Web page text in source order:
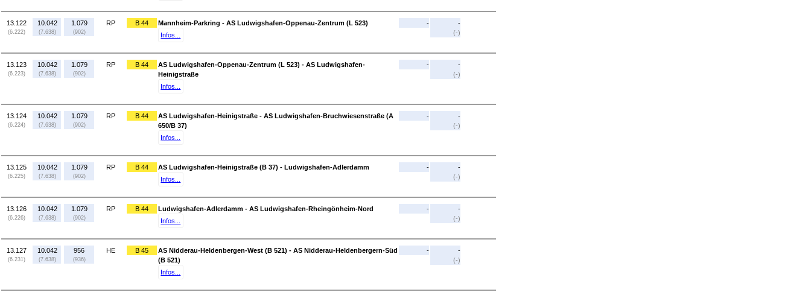
13.122
(6.222)
10.042
(7.638)
1.079
(902)
RP B 44
Mannheim-Parkring - AS Ludwigshafen-Oppenau-Zentrum (L 523)
Infos...
-
-
(-)
13.123
(6.223)
10.042
(7.638)
1.079
(902)
RP B 44
AS Ludwigshafen-Oppenau-Zentrum (L 523) - AS Ludwigshafen-
Heinigstraße
Infos...
-
-
(-)
13.124
(6.224)
10.042
(7.638)
1.079
(902)
RP B 44
AS Ludwigshafen-Heinigstraße - AS Ludwigshafen-Bruchwiesenstraße (A
650/B 37)
Infos...
-
-
(-)
13.125
(6.225)
10.042
(7.638)
1.079
(902)
RP B 44
AS Ludwigshafen-Heinigstraße (B 37) - Ludwigshafen-Adlerdamm
Infos...
-
-
(-)
13.126
(6.226)
10.042
(7.638)
1.079
(902)
RP B 44
Ludwigshafen-Adlerdamm - AS Ludwigshafen-Rheingönheim-Nord
Infos...
-
-
(-)
13.127
(6.231)
10.042
(7.638)
956
(936)
HE B 45
AS Nidderau-Heldenbergen-West (B 521) - AS Nidderau-Heldenbergern-Süd
(B 521)
Infos...
-
-
(-)